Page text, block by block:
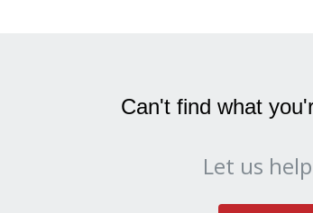
Can't find what
Let us